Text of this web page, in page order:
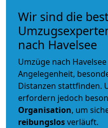
Wir sind die
nach Havelsee
Umzüge nach
Angelegenheit,
Distanzen stattfinden.
erfordern jedoch
Organisation, um
reibungslosverläuft.